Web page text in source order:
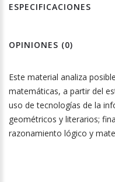
ESPECIFICACIONES
OPINIONES (0)
Este material analiza
matemáticas, a partir del
uso de tecnologías de la
geométricos y literarios;
razonamiento lógico y